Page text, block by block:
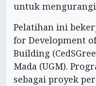
untuk
Pelatihan ini
for Development
Building
Mada (UGM).
sebagai proyek